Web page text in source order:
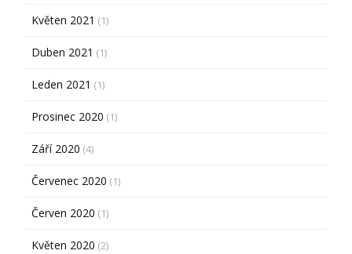
Květen 2021 (1)
Duben 2021 (1)
Leden 2021 (1)
Prosinec 2020 (1)
Září 2020 (4)
Červenec 2020 (1)
Červen 2020 (1)
Květen 2020 (2)